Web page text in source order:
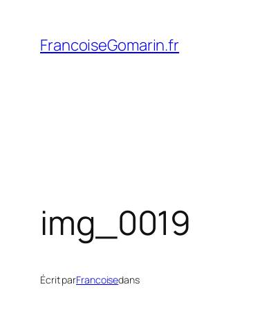
contenu
FrancoiseGomarin.fr
img_0019
Écrit parFrancoisedans